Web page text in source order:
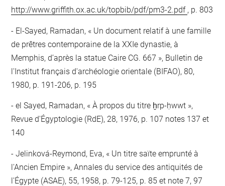
http://www.griffith.ox.ac.uk/topbib/pdf/pm3-2.pdf , p. 803
El-Sayed, Ramadan, « Un document relatif à une famille
de prêtres contemporaine de la XXIe dynastie, à
Memphis, d’après la statue Caire CG. 667 », Bulletin de
l'Institut français d'archéologie orientale (BIFAO), 80,
1980, p. 191-206, p. 195
el Sayed, Ramadan, « À propos du titre ḫrp-ḥwwt »,
Revue d'Égyptologie (RdE), 28, 1976, p. 107 notes 137 et
140
Jelinková-Reymond, Eva, « Un titre saïte emprunté à
l'Ancien Empire », Annales du service des antiquités de
l'Égypte (ASAE), 55, 1958, p. 79-125, p. 85 et note 7, 97